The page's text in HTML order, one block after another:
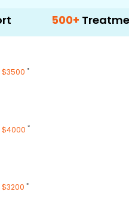
500+ Treatment
$3500 *
$4000 *
$3200 *